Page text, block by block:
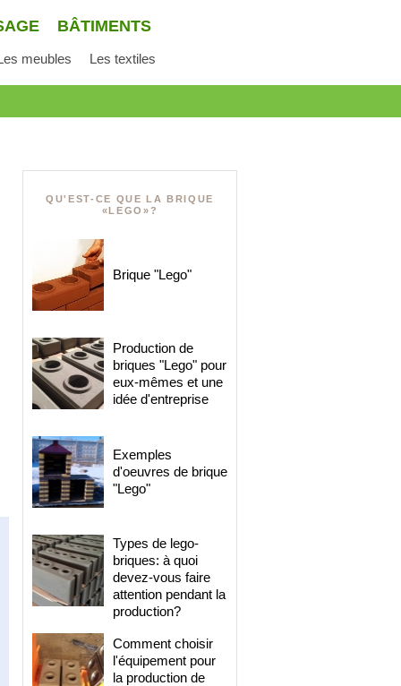
BÂTIMENTS
meubles Les textiles
QU'EST-CE QUE LA BRIQUE
«LEGO»?
Brique "Lego"
Production de
briques "Lego" pour
eux-mêmes et une
idée d'entreprise
Exemples
d'oeuvres de brique
"Lego"
Types de lego-
briques: à quoi
devez-vous faire
attention pendant la
production?
Comment choisir
l'équipement pour
la production de